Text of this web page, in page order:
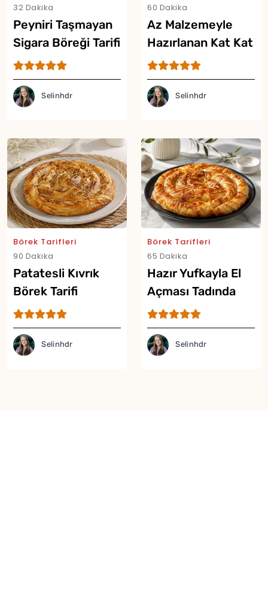
32 Dakika
Peyniri Taşmayan
Sigara Böreği Tarifi
Selinhdr
60 Dakika
Az Malzemeyle
Hazırlanan Kat Kat
Börek Tarifi
Selinhdr
Börek Tarifleri
90 Dakika
Patatesli Kıvrık
Börek Tarifi
Selinhdr
Börek Tarifleri
65 Dakika
Hazır Yufkayla El
Açması Tadında
Çıtır Börek Tarifi
Selinhdr